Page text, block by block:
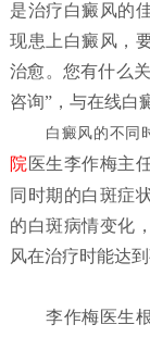
是治疗白癜风的
现患上白癜风，
治愈。您有什么
咨询”，与在线白
白癜风的不同
院 医生李作梅主
同时期的白斑症
的白斑病情变化
风在治疗时能达
李作梅医生根